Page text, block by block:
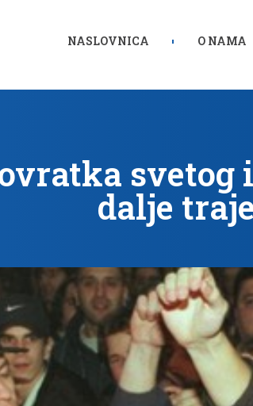
NASLOVNICA O NAMA
svetog
dalje traje